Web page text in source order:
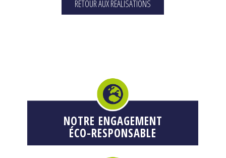
RETOUR AUX RÉALISATIONS
NOTRE ENGAGEMENT
ÉCO-RESPONSABLE